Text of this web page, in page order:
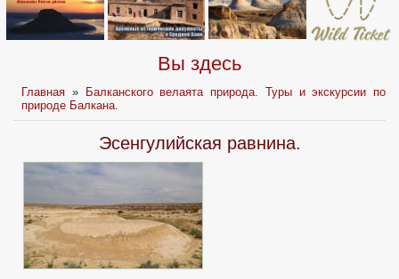
Вы здесь
Главная »
Балканского велаята природа. Туры и экскурсии по
природе Балкана.
Эсенгулийская равнина.